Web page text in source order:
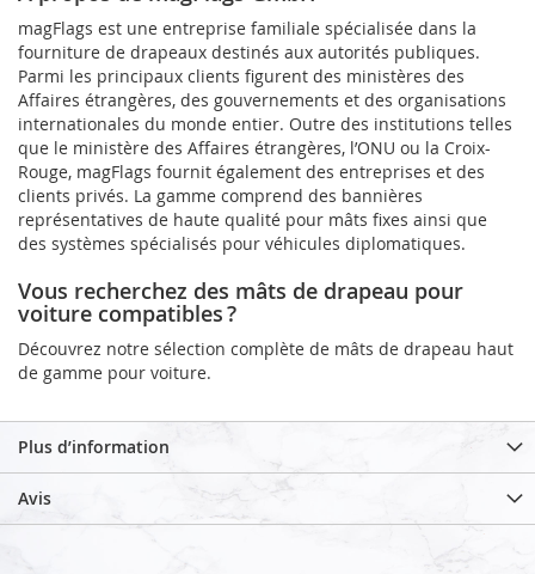
magFlags est une entreprise familiale spécialisée dans la
fourniture de drapeaux destinés aux autorités publiques.
Parmi les principaux clients figurent des ministères des
Affaires étrangères, des gouvernements et des organisations
internationales du monde entier. Outre des institutions telles
que le ministère des Affaires étrangères, l’ONU ou la Croix-
Rouge, magFlags fournit également des entreprises et des
clients privés. La gamme comprend des bannières
représentatives de haute qualité pour mâts fixes ainsi que
des systèmes spécialisés pour véhicules diplomatiques.
Vous recherchez des mâts de drapeau pour
voiture compatibles ?
Découvrez notre sélection complète de mâts de drapeau haut
de gamme pour voiture.
Plus d’information
Avis